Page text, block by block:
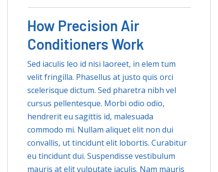
How Precision Air
Conditioners Work
Sed iaculis leo id nisi laoreet, in elem tum
velit fringilla. Phasellus at justo quis orci
scelerisque dictum. Sed pharetra nibh vel
cursus pellentesque. Morbi odio odio,
hendrerit eu sagittis id, malesuada
commodo mi. Nullam aliquet elit non dui
convallis, ut tincidunt elit lobortis. Curabitur
eu tincidunt dui. Suspendisse vestibulum
mauris at elit vulputate iaculis. Nam mauris